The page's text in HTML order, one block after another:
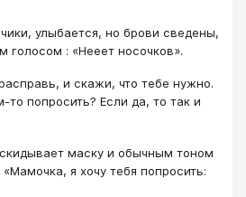
улыбается, но брови сведены,
голосом : «Нееет носочков».
и скажи, что тебе нужно.
попросить? Если да, то так и
скидывает маску и обычным тоном
я хочу тебя попросить: